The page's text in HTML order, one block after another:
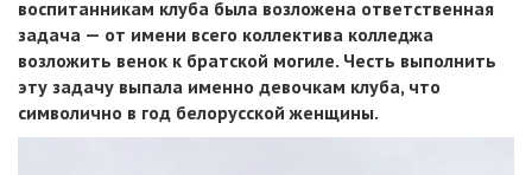
воспитанникам клуба была возложена ответственная
задача — от имени всего коллектива колледжа
возложить венок к братской могиле. Честь выполнить
эту задачу выпала именно девочкам клуба, что
символично в год белорусской женщины.